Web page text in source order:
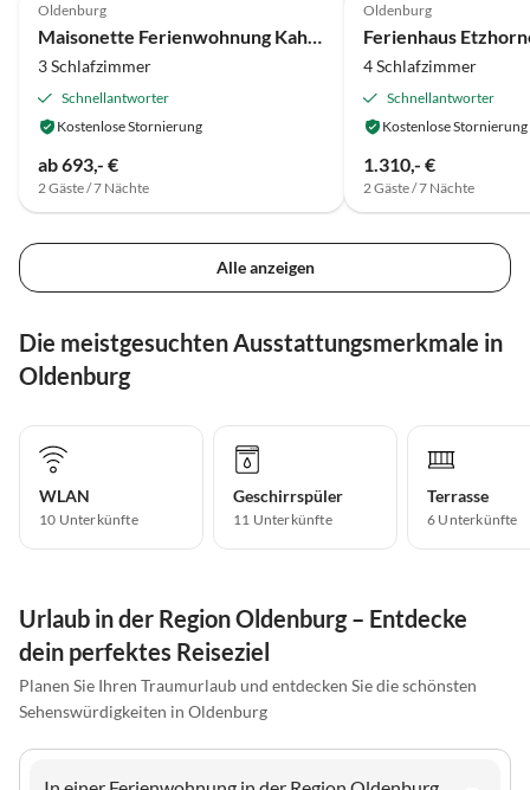
Oldenburg
Maisonette Ferienwohnung Kahlen mit Ebike Verleih
3 Schlafzimmer
Schnellantworter
Kostenlose Stornierung
ab 693,- €
2 Gäste / 7 Nächte
Oldenburg
Ferienhaus
4 Schlafzimmer
Schnellantworter
Kostenlose Stornierung
1.310,- €
2 Gäste / 7 Nächte
Alle anzeigen
Die meistgesuchten Ausstattungsmerkmale in
Oldenburg
WLAN
10 Unterkünfte
Geschirrspüler
11 Unterkünfte
Terrasse
6 Unterkünfte
Urlaub in der Region Oldenburg – Entdecke
dein perfektes Reiseziel
Planen Sie Ihren Traumurlaub und entdecken Sie die schönsten
Sehenswürdigkeiten in Oldenburg